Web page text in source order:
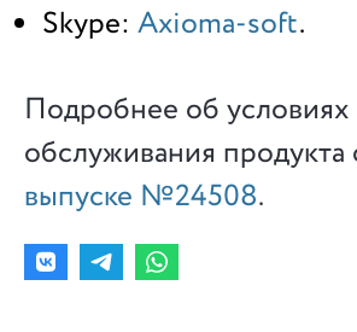
Skype: Axioma-soft.
Подробнее об
обслуживания продукта
выпуске №24508.